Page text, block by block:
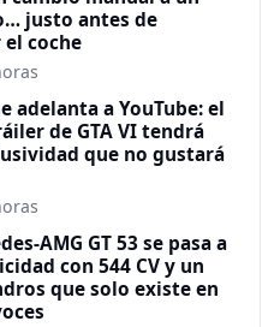
justo antes de
el coche
adelanta a YouTube: el
de GTA VI tendrá
que no gustará
AMG GT 53 se pasa a
con 544 CV y un
que solo existe en